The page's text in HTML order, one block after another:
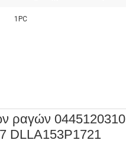
1PC
ραγών 0445120310
DLLA153P1721